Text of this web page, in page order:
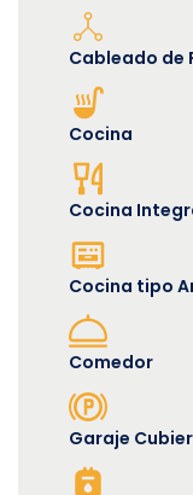
Cableado de
Cocina
Cocina
Cocina tipo
Comedor
Garaje